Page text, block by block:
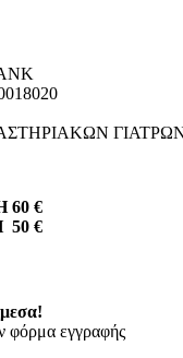
€
€
φόρμα εγγραφής